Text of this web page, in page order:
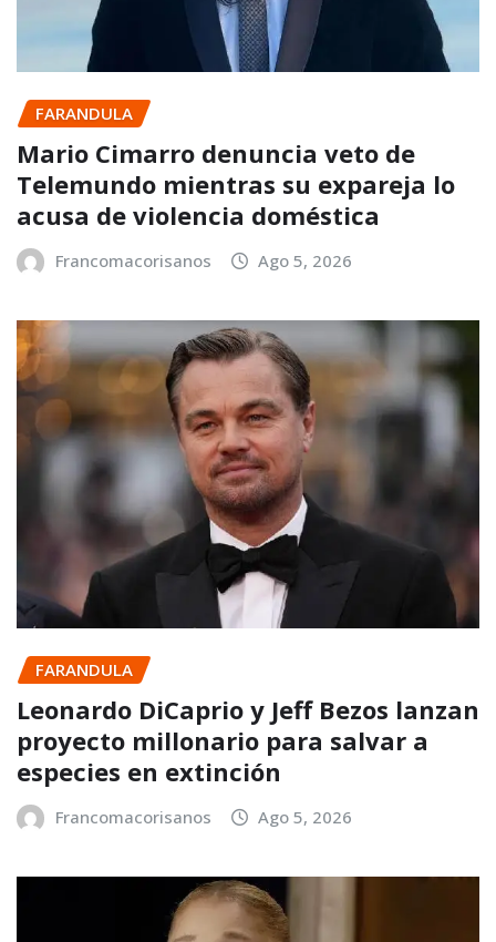
FARANDULA
Mario Cimarro denuncia veto de
Telemundo mientras su expareja lo
acusa de violencia doméstica
Francomacorisanos Ago 5, 2026
FARANDULA
Leonardo DiCaprio y Jeff Bezos lanzan
proyecto millonario para salvar a
especies en extinción
Francomacorisanos Ago 5, 2026